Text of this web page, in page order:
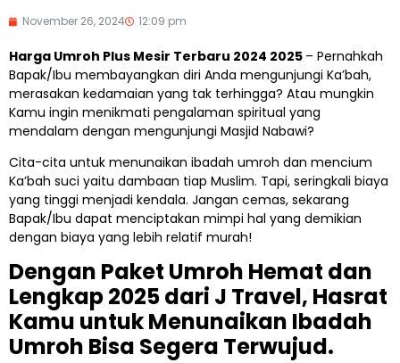
November 26, 2024 12:09 pm
Harga Umroh Plus Mesir Terbaru 2024 2025 – Pernahkah
Bapak/Ibu membayangkan diri Anda mengunjungi Ka’bah,
merasakan kedamaian yang tak terhingga? Atau mungkin
Kamu ingin menikmati pengalaman spiritual yang
mendalam dengan mengunjungi Masjid Nabawi?
Cita-cita untuk menunaikan ibadah umroh dan mencium
Ka’bah suci yaitu dambaan tiap Muslim. Tapi, seringkali biaya
yang tinggi menjadi kendala. Jangan cemas, sekarang
Bapak/Ibu dapat menciptakan mimpi hal yang demikian
dengan biaya yang lebih relatif murah!
Dengan Paket Umroh Hemat dan
Lengkap 2025 dari J Travel, Hasrat
Kamu untuk Menunaikan Ibadah
Umroh Bisa Segera Terwujud.